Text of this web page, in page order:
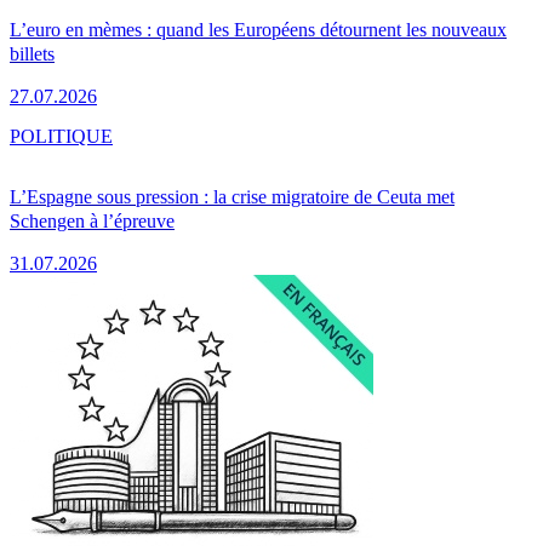
L’euro en mèmes : quand les Européens détournent les nouveaux
billets
27.07.2026
L’Espagne sous pression : la crise migratoire de Ceuta met
Schengen à l’épreuve
31.07.2026
POLITIQUE